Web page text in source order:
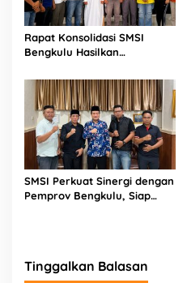
Rapat Konsolidasi SMSI
Bengkulu Hasilkan
Pokja Newsroom Kolaboratif
SMSI Perkuat Sinergi dengan
Pemprov Bengkulu, Siap
Tinggalkan Balasan